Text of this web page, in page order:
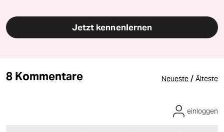
Jetzt kennenlernen
8 Kommentare Neueste / Älteste
einloggen